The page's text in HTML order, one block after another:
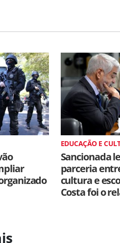
EDUCAÇÃO E
Sancionada
parceria
cultura e
Costa foi o